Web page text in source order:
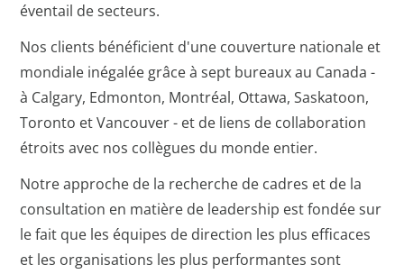
éventail de secteurs.
Nos clients bénéficient d'une couverture nationale et
mondiale inégalée grâce à sept bureaux au Canada -
à Calgary, Edmonton, Montréal, Ottawa, Saskatoon,
Toronto et Vancouver - et de liens de collaboration
étroits avec nos collègues du monde entier.
Notre approche de la recherche de cadres et de la
consultation en matière de leadership est fondée sur
le fait que les équipes de direction les plus efficaces
et les organisations les plus performantes sont